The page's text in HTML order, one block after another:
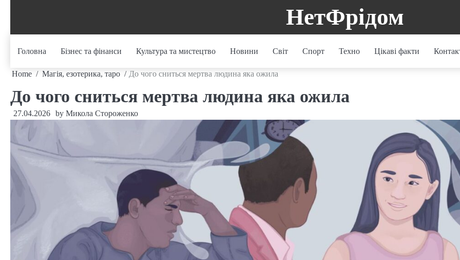
НетФрідом
Головна Бізнес та фінанси Культура та мистецтво Новини Світ Спорт Техно Цікаві факти
Home Магія, езотерика, таро До чого сниться мертва людина яка ожила
До чого сниться мертва людина яка ожила
27.04.2026 by Микола Стороженко